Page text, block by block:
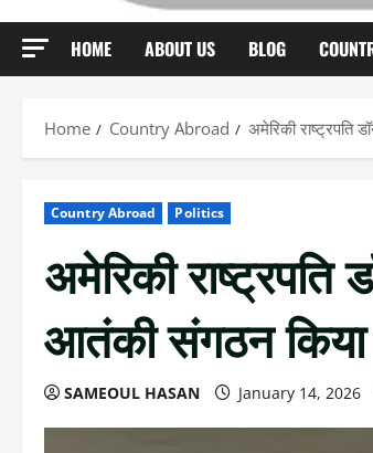
HOME ABOUT US BLOG
Home Country Abroad अमेरिकी राष्ट्रपति
Country Abroad Politics
अमेरिकी
आतंकी संगठन किया
SAMEOUL HASAN January 14, 2026